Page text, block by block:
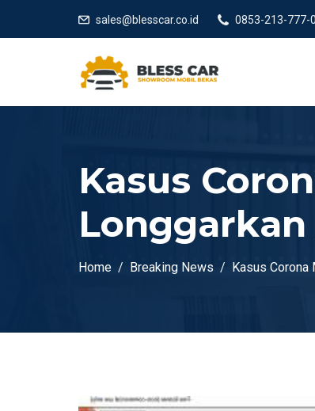
sales@blesscar.co.id 0853-213-777-
Kasus
Home Breaking News Kasus Corona